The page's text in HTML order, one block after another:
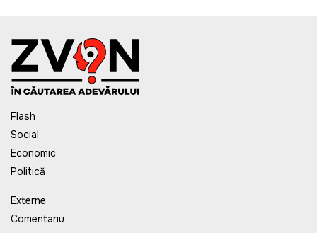
Flash
Social
Economic
Politică
Externe
Comentariu